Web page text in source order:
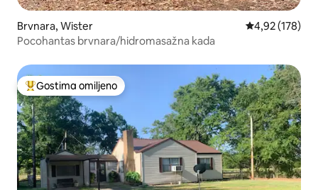
Brvnara, Wister Prosečna
4,92 (178)
Pocohantas brvnara/hidromasažna kada
Najuspešniji među gostima omiljenim
Gostima omiljeno